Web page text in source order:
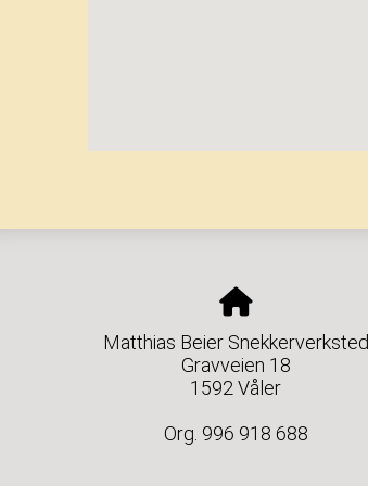
Matthias Beier Snekkerverksted
Gravveien 18
1592 Våler
Org. 996 918 688